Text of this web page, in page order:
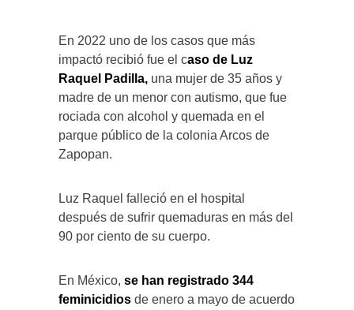
En 2022 uno de los casos que más
impactó recibió fue el caso de Luz
Raquel Padilla, una mujer de 35 años y
madre de un menor con autismo, que fue
rociada con alcohol y quemada en el
parque público de la colonia Arcos de
Zapopan.
Luz Raquel falleció en el hospital
después de sufrir quemaduras en más del
90 por ciento de su cuerpo.
En México, se han registrado 344
feminicidios de enero a mayo de acuerdo